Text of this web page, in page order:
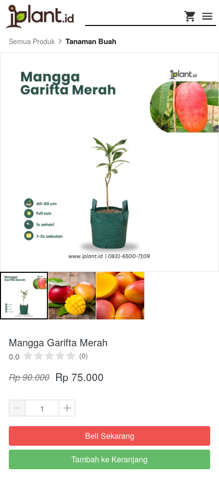
Semua Produk Tanaman Buah
Mangga Garifta Merah
0.0 (0)
Rp 90.000 Rp 75.000
`Beli Sekarang
`
Tambah ke Keranjang